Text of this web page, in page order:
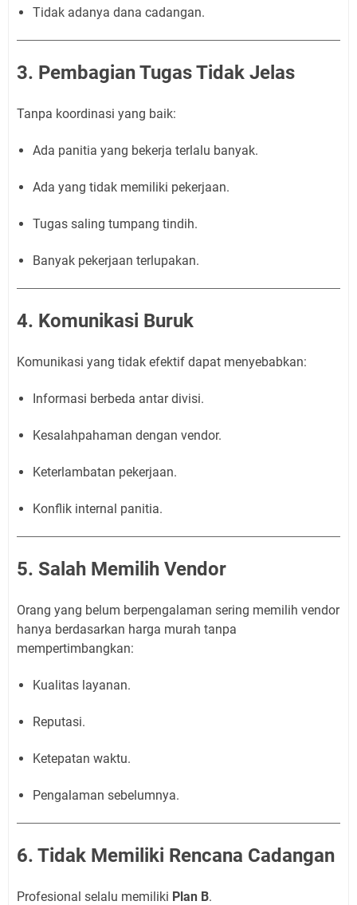
Tidak adanya dana cadangan.
3. Pembagian Tugas Tidak Jelas
Tanpa koordinasi yang baik:
Ada panitia yang bekerja terlalu banyak.
Ada yang tidak memiliki pekerjaan.
Tugas saling tumpang tindih.
Banyak pekerjaan terlupakan.
4. Komunikasi Buruk
Komunikasi yang tidak efektif dapat menyebabkan:
Informasi berbeda antar divisi.
Kesalahpahaman dengan vendor.
Keterlambatan pekerjaan.
Konflik internal panitia.
5. Salah Memilih Vendor
Orang yang belum berpengalaman sering memilih vendor
hanya berdasarkan harga murah tanpa
mempertimbangkan:
Kualitas layanan.
Reputasi.
Ketepatan waktu.
Pengalaman sebelumnya.
6. Tidak Memiliki Rencana Cadangan
Profesional selalu memiliki Plan B.